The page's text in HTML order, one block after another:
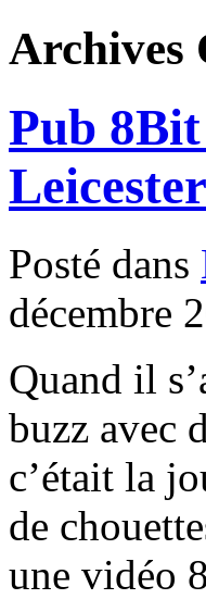
Archives
Pub
Posté dans
décembre
Quand il
buzz avec
c’était la
de
une vidéo